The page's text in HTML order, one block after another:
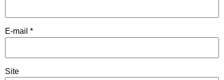
E-mail *
Site